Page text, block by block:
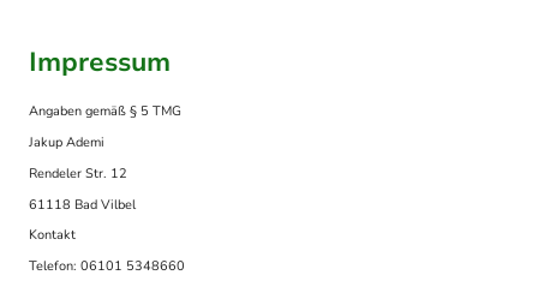
Impressum
Angaben gemäß § 5 TMG
Jakup Ademi
Rendeler Str. 12
61118 Bad Vilbel
Kontakt
Telefon: 06101 5348660